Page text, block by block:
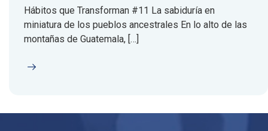
Hábitos que Transforman #11 La sabiduría en
miniatura de los pueblos ancestrales En lo alto de las
montañas de Guatemala, […]